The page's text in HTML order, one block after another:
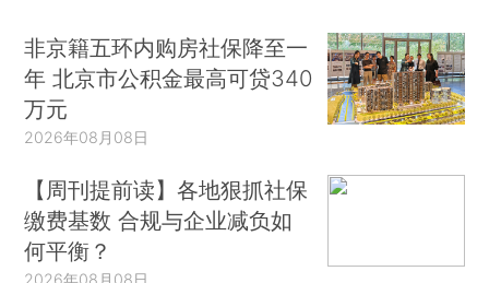
非京籍五环内购房社保降至一
年 北京市公积金最高可贷340
万元
2026年08月08日
【周刊提前读】各地狠抓社保
缴费基数 合规与企业减负如
何平衡？
2026年08月08日